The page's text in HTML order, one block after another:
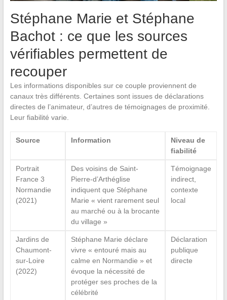
Stéphane Marie et Stéphane
Bachot : ce que les sources
vérifiables permettent de
recouper
Les informations disponibles sur ce couple proviennent de
canaux très différents. Certaines sont issues de déclarations
directes de l’animateur, d’autres de témoignages de proximité.
Leur fiabilité varie.
Source Information
Niveau de
fiabilité
Portrait
France 3
Normandie
(2021)
Des voisins de Saint-
Pierre-d’Arthéglise
indiquent que Stéphane
Marie « vient rarement seul
au marché ou à la brocante
du village »
Témoignage
indirect,
contexte
local
Jardins de
Chaumont-
sur-Loire
(2022)
Stéphane Marie déclare
vivre « entouré mais au
calme en Normandie » et
évoque la nécessité de
protéger ses proches de la
célébrité
Déclaration
publique
directe